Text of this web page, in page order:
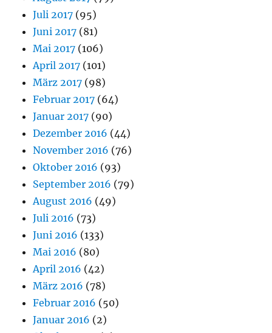
Juli 2017 (95)
Juni 2017 (81)
Mai 2017 (106)
April 2017 (101)
März 2017 (98)
Februar 2017 (64)
Januar 2017 (90)
Dezember 2016 (44)
November 2016 (76)
Oktober 2016 (93)
September 2016 (79)
August 2016 (49)
Juli 2016 (73)
Juni 2016 (133)
Mai 2016 (80)
April 2016 (42)
März 2016 (78)
Februar 2016 (50)
Januar 2016 (2)